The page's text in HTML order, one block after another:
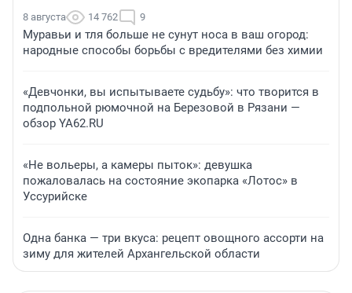
8 августа 14 762 9
Муравьи и тля больше не сунут носа в ваш огород:
народные способы борьбы с вредителями без химии
«Девчонки, вы испытываете судьбу»: что творится в
подпольной рюмочной на Березовой в Рязани —
обзор YA62.RU
«Не вольеры, а камеры пыток»: девушка
пожаловалась на состояние экопарка «Лотос» в
Уссурийске
Одна банка — три вкуса: рецепт овощного ассорти на
зиму для жителей Архангельской области